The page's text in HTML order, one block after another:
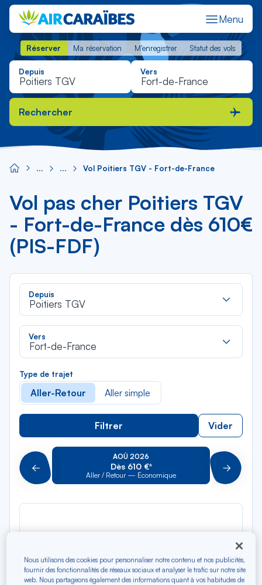
Menu
Réserver Ma réservation M'enregistrer Statut des vols
Réserver Ma réservation M'enregistrer Statut des vols
Depuis Vers
Rechercher
Vol Poitiers TGV - Fort-de-France
Vol pas cher Poitiers TGV
- Fort-de-France dès 610€
(PIS-FDF)
Depuis
Poitiers TGV
Vers
Fort-de-France
Type de trajet
Aller-Retour Aller simple
Filtrer Vider
Précédent
AOÛ 2026
Dès 610 €*
Aller / Retour — Économique Suivant
Nous utilisons des cookies pour personnaliser notre contenu et nos publicités,
fournir des fonctionnalités de réseaux sociaux et analyser le trafic sur notre site
web. Nous partageons également des informations quant à vos habitudes de